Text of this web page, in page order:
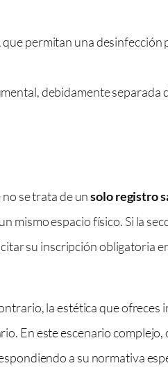
permitan una
debidamente separada
no se trata de unsolo registro
espacio físico. Si la
su inscripción obligatoria
la estética que
En este escenario complejo,
a su normativa